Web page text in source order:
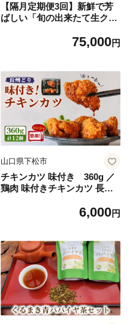
【隔月定期便3回】新鮮で芳
ばしい「旬の出来たて生クラ
ml缶4本 ／ ビール 定期便 ク
特産品 No.210
75,000円
山口県下松市
チキンカツ 味付き 360g ／
鶏肉 味付きチキンカツ 長州
理 電子レンジ 簡単調理 おか
ルメ 冷凍食品 ストック食品
家庭用 山口県 No.229
6,000円